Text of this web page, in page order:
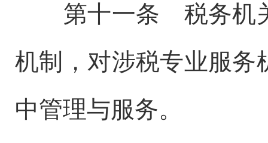
第十一条 税务机关
机制，对涉税专业服务
中管理与服务。